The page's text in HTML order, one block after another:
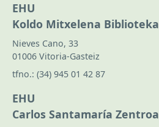
EHU
Koldo Mitxelena Biblioteka
Nieves Cano, 33
01006 Vitoria-Gasteiz
tfno.: (34) 945 01 42 87
EHU
Carlos Santamaría Zentroa